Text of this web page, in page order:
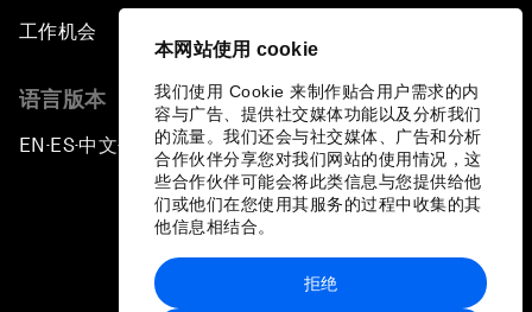
本网站使用 cookie
我们使用 Cookie 来制作贴合用户需求的内
容与广告、提供社交媒体功能以及分析我们
的流量。我们还会与社交媒体、广告和分析
合作伙伴分享您对我们网站的使用情况，这
些合作伙伴可能会将此类信息与您提供给他
们或他们在您使用其服务的过程中收集的其
他信息相结合。
拒绝
工作机会
语言版本
EN ▪ES▪中文▪ 日本語